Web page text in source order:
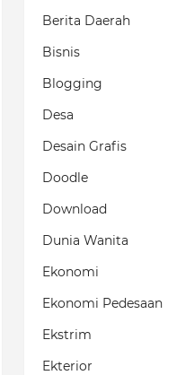
Berita Daerah
Bisnis
Blogging
Desa
Desain Grafis
Doodle
Download
Dunia Wanita
Ekonomi
Ekonomi Pedesaan
Ekstrim
Ekterior